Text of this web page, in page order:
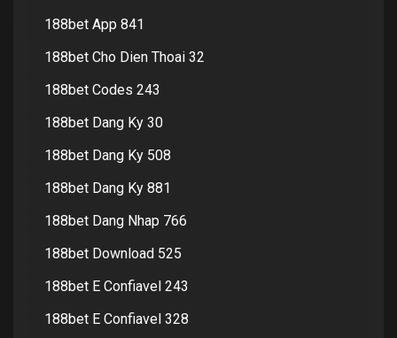
188bet App 841
188bet Cho Dien Thoai 32
188bet Codes 243
188bet Dang Ky 30
188bet Dang Ky 508
188bet Dang Ky 881
188bet Dang Nhap 766
188bet Download 525
188bet E Confiavel 243
188bet E Confiavel 328